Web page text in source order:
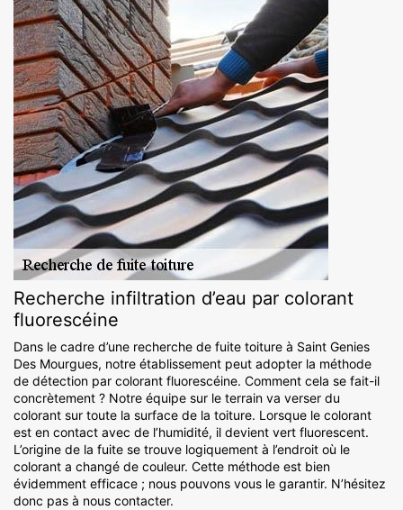
Recherche infiltration d’eau par colorant
fluorescéine
Dans le cadre d’une recherche de fuite toiture à Saint Genies
Des Mourgues, notre établissement peut adopter la méthode
de détection par colorant fluorescéine. Comment cela se fait-il
concrètement ? Notre équipe sur le terrain va verser du
colorant sur toute la surface de la toiture. Lorsque le colorant
est en contact avec de l’humidité, il devient vert fluorescent.
L’origine de la fuite se trouve logiquement à l’endroit où le
colorant a changé de couleur. Cette méthode est bien
évidemment efficace ; nous pouvons vous le garantir. N’hésitez
donc pas à nous contacter.